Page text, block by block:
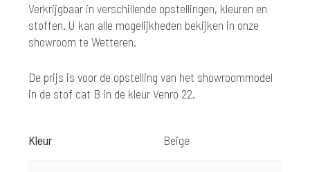
Verkrijgbaar in verschillende opstellingen, kleuren en
stoffen. U kan alle mogelijkheden bekijken in onze
showroom te Wetteren.
De prijs is voor de opstelling van het showroommodel
in de stof cat B in de kleur Venro 22.
Kleur Beige